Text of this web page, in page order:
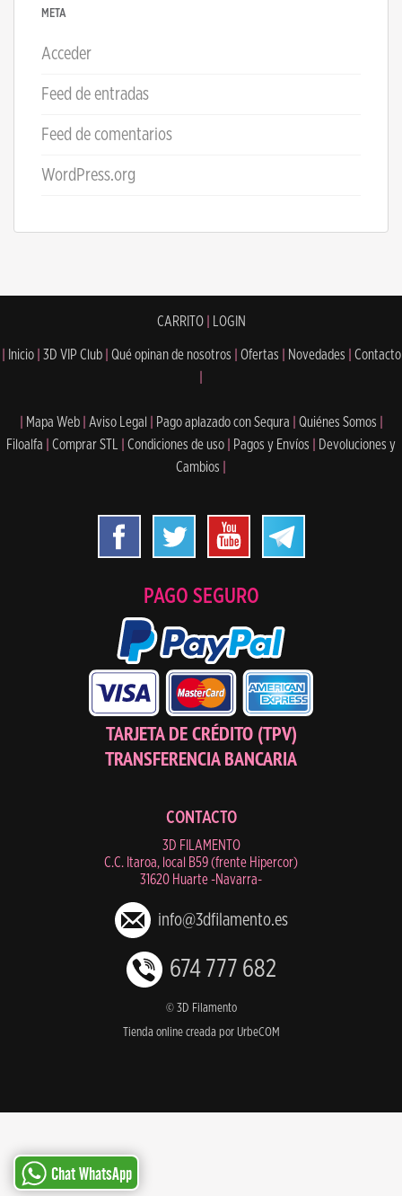
META
Acceder
Feed de entradas
Feed de comentarios
WordPress.org
CARRITO| LOGIN
Inicio 3D VIP Club Qué opinan de nosotros Ofertas Novedades
Contacto
Mapa Web Aviso Legal Pago aplazado con Sequra Quiénes Somos
Filoalfa
Comprar STL Condiciones de uso Pagos y Envíos
Devoluciones y
Cambios
PAGO SEGURO
TARJETA DE CRÉDITO (TPV)
TRANSFERENCIA BANCARIA
CONTACTO
3D FILAMENTO
C.C. Itaroa, local B59 (frente Hipercor)
31620 Huarte -Navarra-
info@3dfilamento.es
674 777 682
© 3D Filamento
Tienda online creada por UrbeCOM
Chat WhatsApp